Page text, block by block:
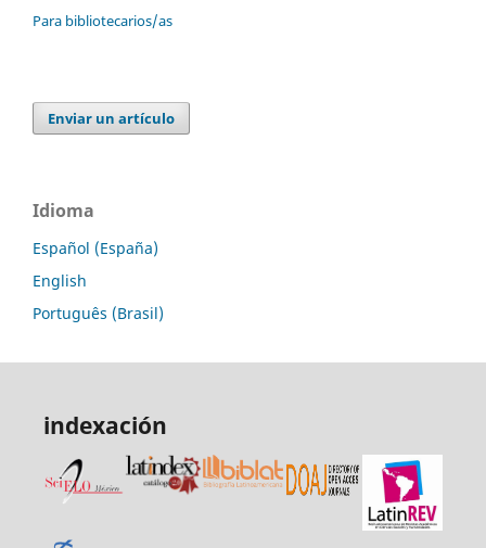
Para bibliotecarios/as
Enviar un artículo
Idioma
Español (España)
English
Português (Brasil)
indexación